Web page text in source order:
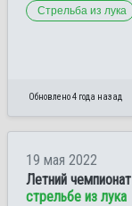
Стрельба из лука
Обновлено 4 года назад
19 мая 2022
Летний
стрельбе из лука